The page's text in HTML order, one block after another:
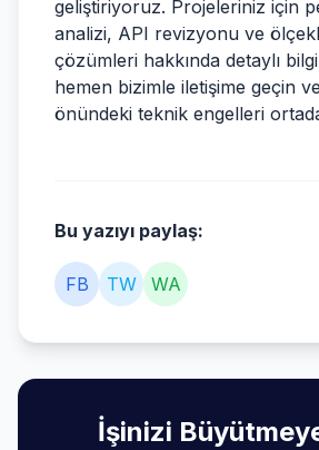
geliştiriyoruz. Projeleriniz için
analizi, API revizyonu ve
çözümleri hakkında detaylı
hemen bizimle iletişime geçin
önündeki teknik engelleri
Bu yazıyı paylaş:
FB TW WA
İşinizi